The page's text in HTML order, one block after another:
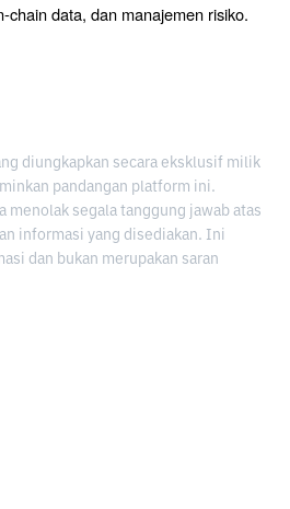
chain data, dan manajemen risiko.
diungkapkan secara eksklusif milik
pandangan platform ini.
menolak segala tanggung jawab atas
informasi yang disediakan. Ini
dan bukan merupakan saran